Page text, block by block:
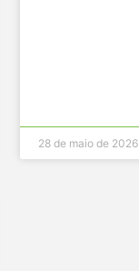
28 de maio de 2026